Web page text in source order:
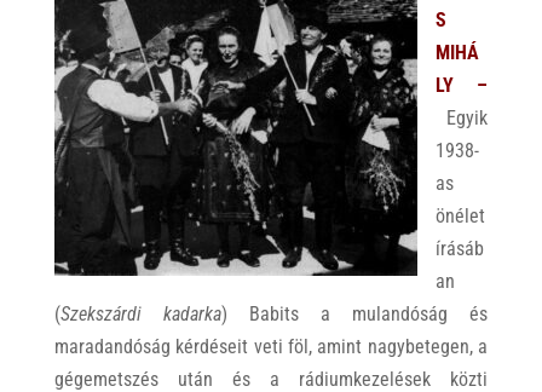
S
MIHÁ
LY –
Egyik
1938-
as
önélet
írásáb
an
(Szekszárdi kadarka) Babits a mulandóság és
maradandóság kérdéseit veti föl, amint nagybetegen, a
gégemetszés után és a rádiumkezelések közti